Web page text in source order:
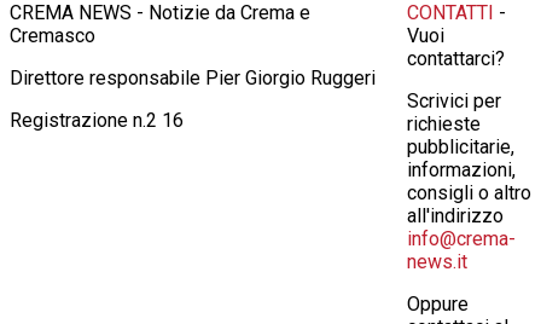
CREMA NEWS - Notizie da Crema e
Cremasco
Direttore responsabile Pier Giorgio Ruggeri
Registrazione n.2 16
CONTATTI -
Vuoi
contattarci?
Scrivici per
richieste
pubblicitarie,
informazioni,
consigli o altro
all'indirizzo
info@crema-
news.it
Oppure